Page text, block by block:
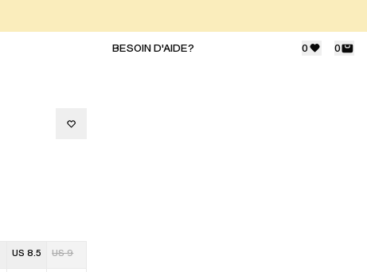
BESOIN D'AIDE? 0 0
US 8.5 US 9